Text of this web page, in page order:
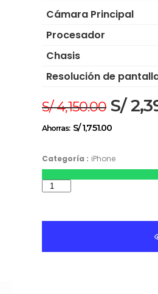
Cámara Principal
Procesador
Chasis
Resolución de
S/4,150.00 S/
Ahorras: S/1,751.00
Categoría : iPhone